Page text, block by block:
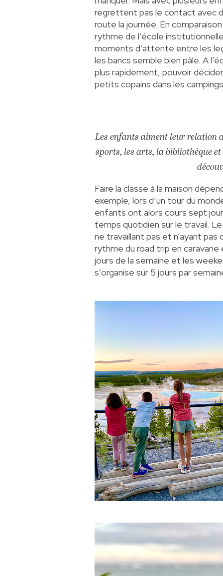
regrettent pas le contact avec
route la journée. En
rythme de l’école
moments d’attente entre les
les bancs semble bien pâle. A
plus rapidement, pouvoir
petits copains dans les
Les enfants aiment leur relation
sports, les arts, la bibliothèque
Faire la classe à la maison
exemple, lors d’un tour du
enfants ont alors cours sept
temps quotidien sur le travail.
ne travaillant pas et n’ayant
rythme du road trip en
jours de la semaine et les
s’organise sur 5 jours par